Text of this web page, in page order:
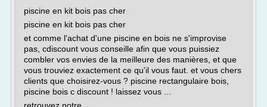
piscine en kit bois pas cher
piscine en kit bois pas cher
et comme l'achat d'une piscine en bois ne s'improvise
pas, cdiscount vous conseille afin que vous puissiez
combler vos envies de la meilleure des manières, et que
vous trouviez exactement ce qu'il vous faut. et vous chers
clients que choisirez-vous ? piscine rectangulaire bois,
piscine bois c discount ! laissez vous ...